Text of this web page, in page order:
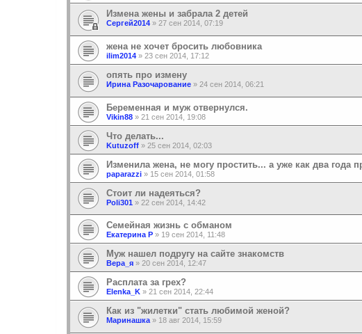
Измена жены и забрала 2 детей
Сергей2014 » 27 сен 2014, 07:19
жена не хочет бросить любовника
ilim2014 » 23 сен 2014, 17:12
опять про измену
Ирина Разочарование » 24 сен 2014, 06:21
Беременная и муж отвернулся.
Vikin88 » 21 сен 2014, 19:08
Что делать...
Kutuzoff » 25 сен 2014, 02:03
Изменила жена, не могу простить... а уже как два года
paparazzi » 15 сен 2014, 01:58
Стоит ли надеяться?
Poli301 » 22 сен 2014, 14:42
Семейная жизнь с обманом
Екатерина Р » 19 сен 2014, 11:48
Муж нашел подругу на сайте знакомств
Вера_я » 20 сен 2014, 12:47
Расплата за грех?
Elenka_K » 21 сен 2014, 22:44
Как из "жилетки" стать любимой женой?
Маринашка » 18 авг 2014, 15:59